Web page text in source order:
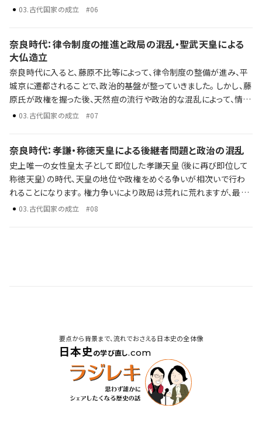
大宝律令の制定とその統治体制 税金の仕組みと、厳しい税金に苦し
03.古代国家の成立 #06
奈良時代：律令制度の推進と政局の混乱・聖武天皇による
大仏造立
奈良時代に入ると、藤原不比等によって、律令制度の整備が進み、平
城京に遷都されることで、政治的基盤が整っていきました。 しかし、藤
原氏が政権を握った後、天然痘の流行や政治的な混乱によって、情勢
は乱れていきます。 平城京への遷都の律令制度の推進 政局の混乱
解説します。
03.古代国家の成立 #07
奈良時代：孝謙・称徳天皇による後継者問題と政治の混乱
史上唯一の女性皇太子として即位した孝謙天皇（後に再び即位して
称徳天皇）の時代、天皇の地位や政権をめぐる争いが相次いで行わ
れることになります。 権力争いにより政局は荒れに荒れますが、最終
的に天皇位は、天武天皇系ではなく天智天皇の孫である光仁天皇が
03.古代国家の成立 #08
要点から背景まで、流れでおさえる日本史の全体像
日本史の学び直し.com